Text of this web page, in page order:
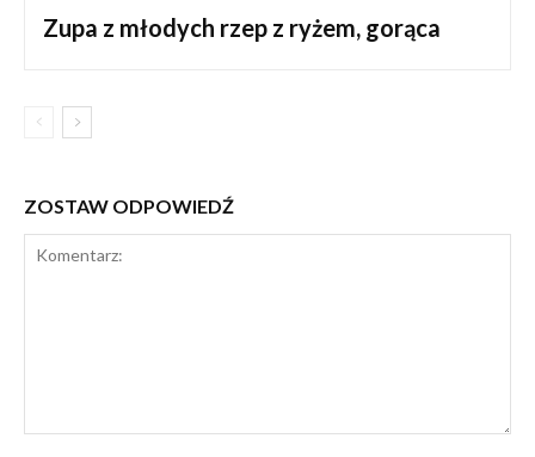
Zupa z młodych rzep z ryżem, gorąca
ZOSTAW ODPOWIEDŹ